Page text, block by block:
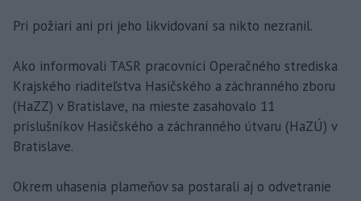
Pri požiari ani pri jeho likvidovaní sa nikto nezranil.
Ako informovali TASR pracovníci Operačného strediska
Krajského riaditeľstva Hasičského a záchranného zboru
(HaZZ) v Bratislave, na mieste zasahovalo 11
príslušníkov Hasičského a záchranného útvaru (HaZÚ) v
Bratislave.
Okrem uhasenia plameňov sa postarali aj o odvetranie